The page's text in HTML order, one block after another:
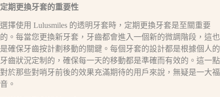
定期更換牙套的重要性
選擇使用 Lulusmiles 的透明牙套時，定期更換牙套是至關重要
的。每當您更換新牙套，牙齒都會進入一個新的微調階段，這也
是確保牙齒按計劃移動的關鍵。每個牙套的設計都是根據個人的
牙齒狀況定制的，確保每一天的移動都是準確而有效的。這一點
對於那些對哨牙前後的效果充滿期待的用戶來說，無疑是一大福
音。